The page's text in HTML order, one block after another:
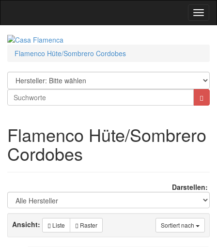
Flamenco Hüte/Sombrero Cordobes
Flamenco Hüte/Sombrero
Cordobes
Darstellen:
Ansicht: Liste Raster Sortiert nach